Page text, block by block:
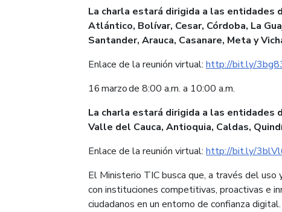
La charla estará dirigida a las entidades
Atlántico, Bolívar, Cesar, Córdoba, La
Santander, Arauca, Casanare, Meta y
Enlace de la reunión virtual: http://bit.ly/
16 marzo de 8:00 a.m. a 10:00 a.m.
La charla estará dirigida a las entidades
Valle del Cauca, Antioquia, Caldas,
Enlace de la reunión virtual: http://bit.ly/
El Ministerio TIC busca que, a través del
con instituciones competitivas, proactivas e
ciudadanos en un entorno de confianza digital.